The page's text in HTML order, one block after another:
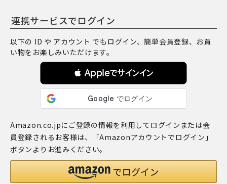
連携サービスでログイン
以下の ID や アカウント でもログイン、簡単会員登録、お買
い物をお楽しみいただけます。
 Appleでサインイン
Amazon.co.jpにご登録の情報を利用してログインまたは会
員登録されるお客様は、「Amazonアカウントでログイン」
ボタンよりお進みください。